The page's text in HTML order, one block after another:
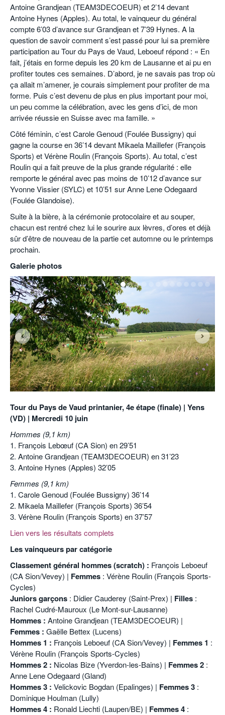
Antoine Grandjean (TEAM3DECOEUR) et 2’14 devant
Antoine Hynes (Apples). Au total, le vainqueur du général
compte 6’03 d’avance sur Grandjean et 7’39 Hynes. A la
question de savoir comment s’est passé pour lui sa première
participation au Tour du Pays de Vaud, Leboeuf répond : « En
fait, j’étais en forme depuis les 20 km de Lausanne et ai pu en
profiter toutes ces semaines. D’abord, je ne savais pas trop où
ça allait m’amener, je courais simplement pour profiter de ma
forme. Puis c’est devenu de plus en plus important pour moi,
un peu comme la célébration, avec les gens d’ici, de mon
arrivée réussie en Suisse avec ma famille. »
Côté féminin, c’est Carole Genoud (Foulée Bussigny) qui
gagne la course en 36’14 devant Mikaela Maillefer (François
Sports) et Vérène Roulin (François Sports). Au total, c’est
Roulin qui a fait preuve de la plus grande régularité : elle
remporte le général avec pas moins de 10’12 d’avance sur
Yvonne Vissier (SYLC) et 10’51 sur Anne Lene Odegaard
(Foulée Glandoise).
Suite à la bière, à la cérémonie protocolaire et au souper,
chacun est rentré chez lui le sourire aux lèvres, d’ores et déjà
sûr d’être de nouveau de la partie cet automne ou le printemps
prochain.
Galerie photos
Tour du Pays de Vaud printanier, 4e étape (finale) | Yens
(VD) | Mercredi 10 juin
Hommes (9,1 km)
1. François Lebœuf (CA Sion) en 29’51
2. Antoine Grandjean (TEAM3DECOEUR) en 31’23
3. Antoine Hynes (Apples) 32’05
Femmes (9,1 km)
1. Carole Genoud (Foulée Bussigny) 36’14
2. Mikaela Maillefer (François Sports) 36’54
3. Vérène Roulin (François Sports) en 37’57
Lien vers les résultats complets
Les vainqueurs par catégorie
Classement général hommes (scratch) : François Leboeuf
(CA Sion/Vevey) | Femmes : Vérène Roulin (François Sports-
Cycles)
Juniors garçons : Didier Cauderey (Saint-Prex) | Filles :
Rachel Cudré-Mauroux (Le Mont-sur-Lausanne)
Hommes : Antoine Grandjean (TEAM3DECOEUR) |
Femmes : Gaëlle Bettex (Lucens)
Hommes 1 : François Leboeuf (CA Sion/Vevey) | Femmes 1 :
Vérène Roulin (François Sports-Cycles)
Hommes 2 : Nicolas Bize (Yverdon-les-Bains) | Femmes 2 :
Anne Lene Odegaard (Gland)
Hommes 3 : Velickovic Bogdan (Epalinges) | Femmes 3 :
Dominique Houlman (Lully)
Hommes 4 : Ronald Liechti (Laupen/BE) | Femmes 4 :